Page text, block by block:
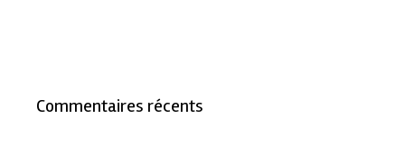
Commentaires récents